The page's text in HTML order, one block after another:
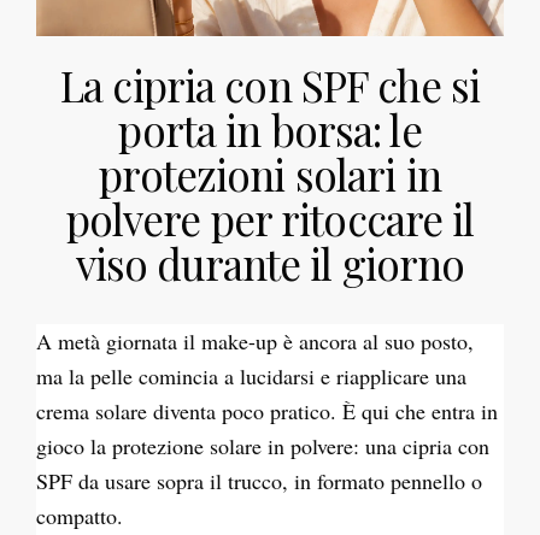
La cipria con SPF che si
porta in borsa: le
protezioni solari in
polvere per ritoccare il
viso durante il giorno
A metà giornata il make-up è ancora al suo posto,
ma la pelle comincia a lucidarsi e riapplicare una
crema solare diventa poco pratico. È qui che entra in
gioco la protezione solare in polvere: una cipria con
SPF da usare sopra il trucco, in formato pennello o
compatto.